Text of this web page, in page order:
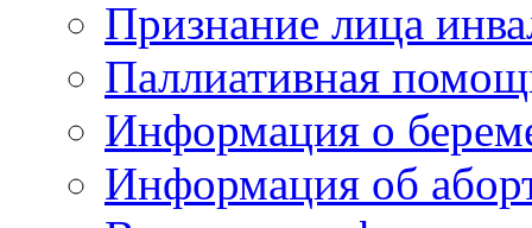
Признание лица
Паллиативная
Информация о
Информация об